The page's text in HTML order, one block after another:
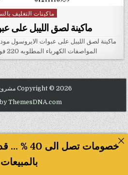
Posted in
ماكينات التغليف
ماكينة لصق الليبل على
المواصفات الكهرباء المطلوبه 220 فولت طول الليبل من 3…
Copyright © 2026 مشروع تعبئة وتغليف
ThemesDNA.com
خصومات
بالمبيعات